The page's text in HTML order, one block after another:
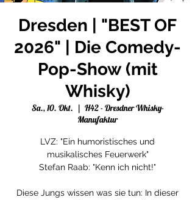
Dresden | "BEST OF
2026" | Die Comedy-
Pop-Show (mit
Whisky)
Sa., 10. Okt.
  |
H42 - Dresdner Whisky-
Manufaktur
LVZ: "Ein humoristisches und
musikalisches Feuerwerk"
Stefan Raab: "Kenn ich nicht!"
Diese Jungs wissen was sie tun: In dieser